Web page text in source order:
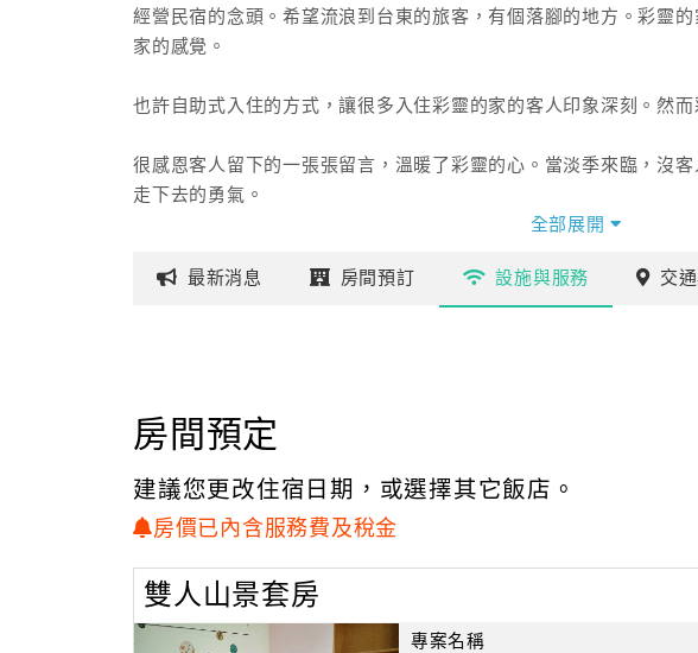
經營民宿的念頭。希望流浪到台東的旅客，有個落腳的地方。彩靈
家的感覺。
也許自助式入住的方式，讓很多入住彩靈的家的客人印象深刻。然
很感恩客人留下的一張張留言，溫暖了彩靈的心。當淡季來臨，沒
走下去的勇氣。
第一通訂房電話，是一位女背包客，感謝她的訂房，打開了我經營
易找到適合的房子，也很感恩有機緣碰到好房子及好房東。
103年年底，有位朋友告知有一間富岡海景民宿想要轉賣，就邀我們
在馬來西亞唸書時，有一位同學很迷戀三毛的撒哈拉故事，而讓我
〝看山、看海、看富岡港口的船隻進出〞的海景房子，也申請到合
彩靈三館在104年4月28日誕生了。
全部展開
最新消息 房間預訂 設施與服務 交通
房間預定
建議您更改住宿日期，或選擇其它飯店。
房價已內含服務費及稅金
雙人山景套房
專案名稱